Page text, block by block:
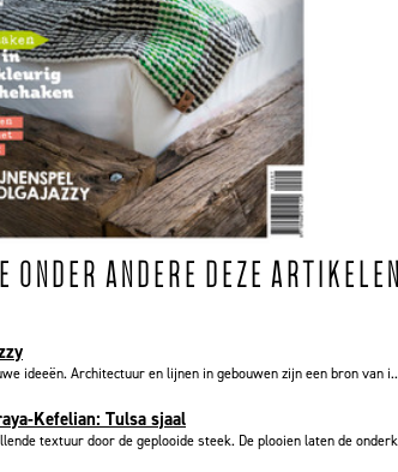
ONDER ANDERE DEZE
ideeën. Architectuur en lijnen in gebouwen zijn een bron van
Kefelian: Tulsa sjaal
textuur door de geplooide steek. De plooien laten de